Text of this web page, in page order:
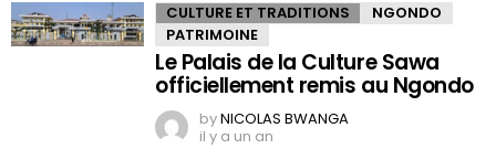
CULTURE ET TRADITIONS
NGONDO
PATRIMOINE
Le Palais de la Culture Sawa
officiellement remis au Ngondo
byNICOLAS BWANGA
il y a un an